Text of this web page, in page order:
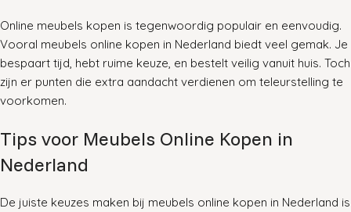
Online meubels kopen is tegenwoordig populair en eenvoudig.
Vooral meubels online kopen in Nederland biedt veel gemak. Je
bespaart tijd, hebt ruime keuze, en bestelt veilig vanuit huis. Toch
zijn er punten die extra aandacht verdienen om teleurstelling te
voorkomen.
Tips voor Meubels Online Kopen in
Nederland
De juiste keuzes maken bij meubels online kopen in Nederland is